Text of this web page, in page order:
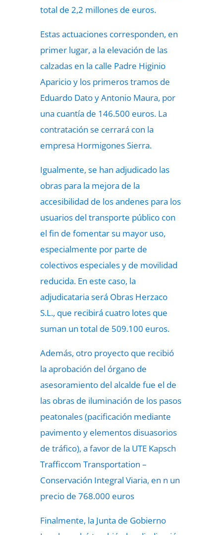
total de 2,2 millones de euros.
Estas actuaciones corresponden, en
primer lugar, a la elevación de las
calzadas en la calle Padre Higinio
Aparicio y los primeros tramos de
Eduardo Dato y Antonio Maura, por
una cuantía de 146.500 euros. La
contratación se cerrará con la
empresa Hormigones Sierra.
Igualmente, se han adjudicado las
obras para la mejora de la
accesibilidad de los andenes para los
usuarios del transporte público con
el fin de fomentar su mayor uso,
especialmente por parte de
colectivos especiales y de movilidad
reducida. En este caso, la
adjudicataria será Obras Herzaco
S.L., que recibirá cuatro lotes que
suman un total de 509.100 euros.
Además, otro proyecto que recibió
la aprobación del órgano de
asesoramiento del alcalde fue el de
las obras de iluminación de los pasos
peatonales (pacificación mediante
pavimento y elementos disuasorios
de tráfico), a favor de la UTE Kapsch
Trafficcom Transportation –
Conservación Integral Viaria, en n un
precio de 768.000 euros
Finalmente, la Junta de Gobierno